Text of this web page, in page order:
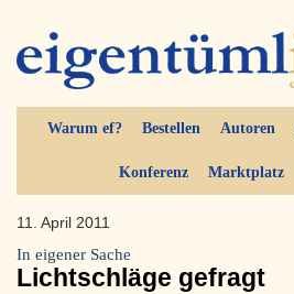
Warum ef? Bestellen Autoren
Konferenz Marktplatz
11. April 2011
In eigener Sache
Lichtschläge gefragt